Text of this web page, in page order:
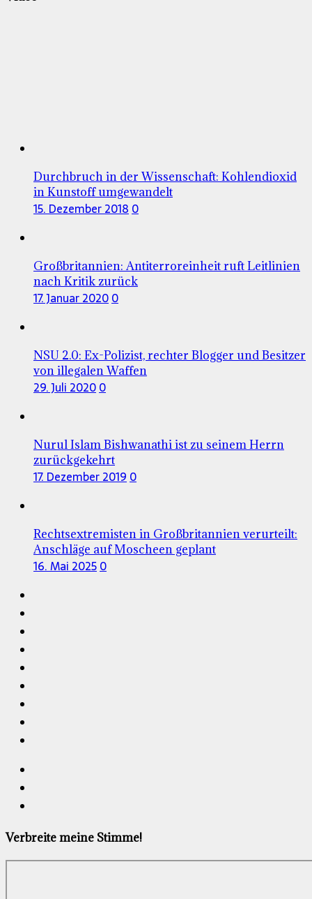
Durchbruch in der Wissenschaft: Kohlendioxid
in Kunstoff umgewandelt
15. Dezember 2018 0
Großbritannien: Antiterroreinheit ruft Leitlinien
nach Kritik zurück
17. Januar 20200
NSU 2.0: Ex-Polizist, rechter Blogger und Besitzer
von illegalen Waffen
29. Juli 20200
Nurul Islam Bishwanathi ist zu seinem Herrn
zurückgekehrt
17. Dezember 2019 0
Rechtsextremisten in Großbritannien verurteilt:
Anschläge auf Moscheen geplant
16. Mai 20250
Verbreite meine Stimme!